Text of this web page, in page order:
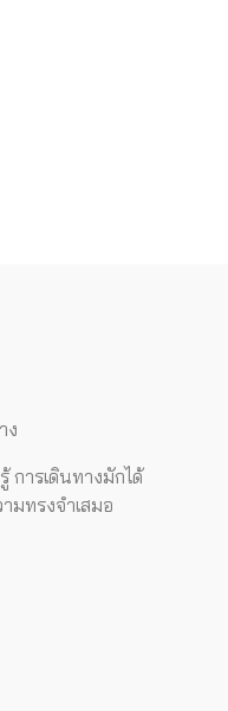
ง
การเดินทางมักได้
มทรงจำเสมอ